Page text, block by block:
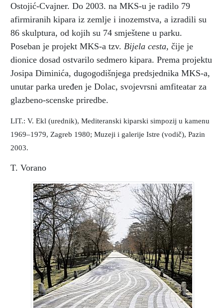
Ostojić-Cvajner. Do 2003. na MKS-u je radilo 79
afirmiranih kipara iz zemlje i inozemstva, a izradili su
86 skulptura, od kojih su 74 smještene u parku.
Poseban je projekt MKS-a tzv. Bijela cesta, čije je
dionice dosad ostvarilo sedmero kipara. Prema projektu
Josipa Diminića, dugogodišnjega predsjednika MKS-a,
unutar parka uređen je Dolac, svojevrsni amfiteatar za
glazbeno-scenske priredbe.
LIT.: V. Ekl (urednik), Mediteranski kiparski simpozij u kamenu
1969–1979, Zagreb 1980; Muzeji i galerije Istre (vodič), Pazin
2003.
T. Vorano